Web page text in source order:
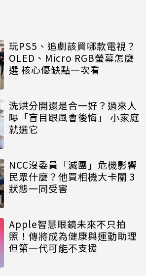
玩PS5、追劇該買哪款電視？
OLED、Micro RGB螢幕怎麼
選 核心優缺點一次看
洗烘分開還是合一好？過來人
曝「盲目跟風會後悔」 小家庭
就選它
NCC沒委員「滅團」危機影響
民眾什麼？他買相機大卡關 3
狀態一同受害
Apple智慧眼鏡未來不只拍
照！傳將成為健康與運動助理
但第一代可能不支援